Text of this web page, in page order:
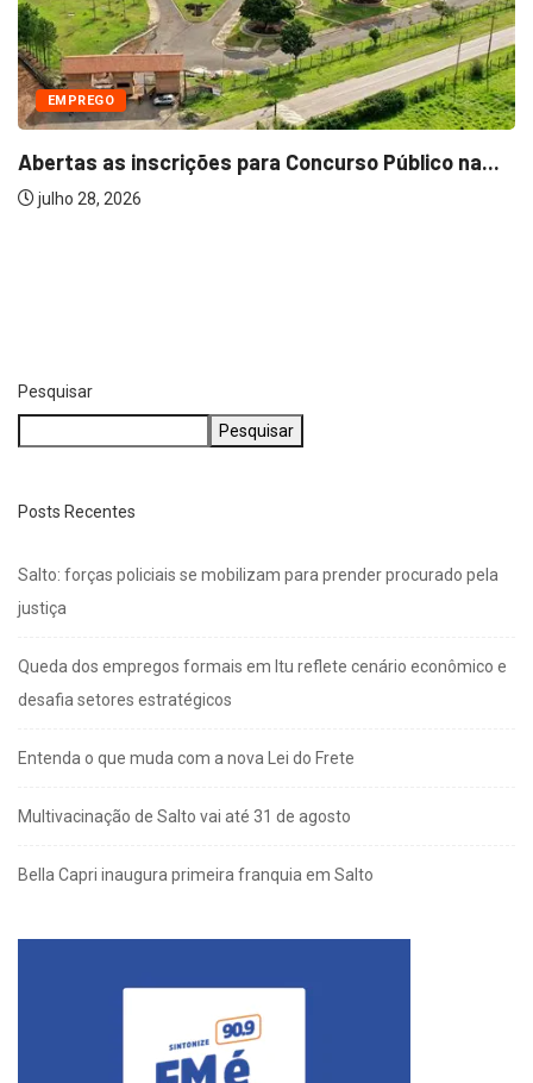
EDUCAÇÃO
Prouni 2026: inscrição gratuita para o 2º...
julho 7, 2026
Pesquisar
Pesquisar
Posts Recentes
Salto: forças policiais se mobilizam para prender procurado pela
justiça
Queda dos empregos formais em Itu reflete cenário econômico e
desafia setores estratégicos
Entenda o que muda com a nova Lei do Frete
Multivacinação de Salto vai até 31 de agosto
Bella Capri inaugura primeira franquia em Salto